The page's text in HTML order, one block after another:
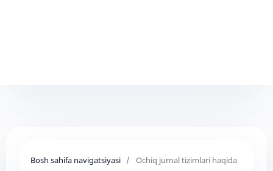
Bosh sahifa navigatsiyasi / Ochiq jurnal tizimlari haqida